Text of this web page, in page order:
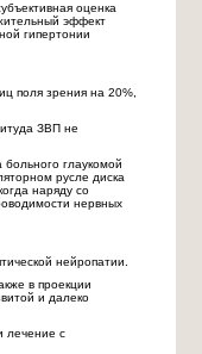
оценка
эффект
гипертонии
поля зрения на 20%,
ЗВП не
глаукомой
русле диска
наряду со
нервных
нейропатии.
в проекции
и далеко
лечение с